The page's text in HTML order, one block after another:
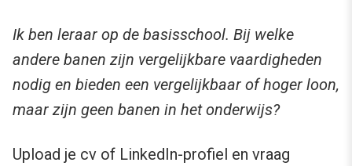
Ik ben leraar op de basisschool. Bij welke
andere banen zijn vergelijkbare vaardigheden
nodig en bieden een vergelijkbaar of hoger loon,
maar zijn geen banen in het onderwijs?
Upload je cv of LinkedIn-profiel en vraag